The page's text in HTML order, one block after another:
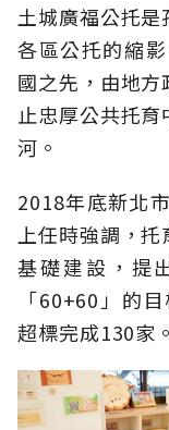
土城廣福公托
各區公托的縮
國之先，由地
止忠厚公共托
河。
2018年底新北
上任時強調，
基礎建設，提
「60+60」的
超標完成130家。